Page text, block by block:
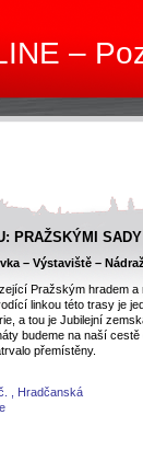
–
PRAŽSKÝMI SADY
– Výstaviště –
Pražským hradem a
linkou této trasy je
a tou je Jubilejní
budeme na naší
přemístěny.
, Hradčanská